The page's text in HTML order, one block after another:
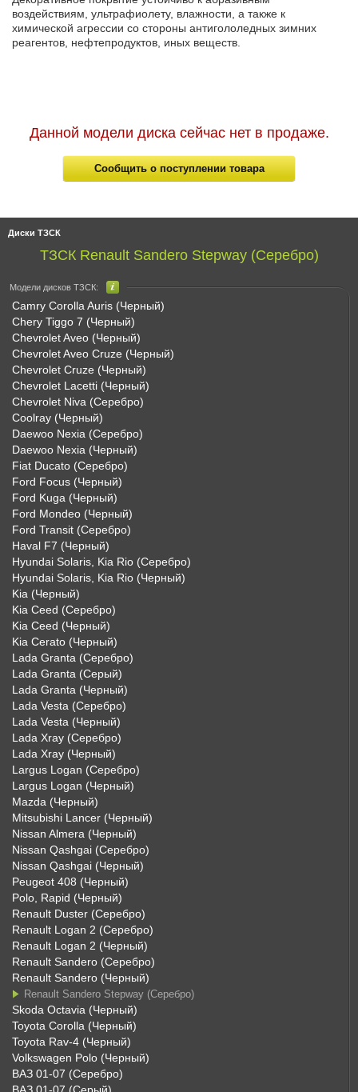
Диски ТЗСК
ТЗСК Renault Sandero Stepway (Серебро)
Модели дисков ТЗСК:
Camry Corolla Auris (Черный)
Chery Tiggo 7 (Черный)
Chevrolet Aveo (Черный)
Chevrolet Aveo Cruze (Черный)
Chevrolet Cruze (Черный)
Chevrolet Lacetti (Черный)
Chevrolet Niva (Серебро)
Coolray (Черный)
Daewoo Nexia (Серебро)
Daewoo Nexia (Черный)
Fiat Ducato (Серебро)
Ford Focus (Черный)
Ford Kuga (Черный)
Ford Mondeo (Черный)
Ford Transit (Серебро)
Haval F7 (Черный)
Hyundai Solaris, Kia Rio (Серебро)
Hyundai Solaris, Kia Rio (Черный)
Kia (Черный)
Kia Ceed (Серебро)
Kia Ceed (Черный)
Kia Cerato (Черный)
Lada Granta (Серебро)
Lada Granta (Серый)
Lada Granta (Черный)
Lada Vesta (Серебро)
Lada Vesta (Черный)
Lada Xray (Серебро)
Lada Xray (Черный)
Largus Logan (Серебро)
Largus Logan (Черный)
Mazda (Черный)
Mitsubishi Lancer (Черный)
Nissan Almera (Черный)
Nissan Qashgai (Серебро)
Nissan Qashgai (Черный)
Peugeot 408 (Черный)
Polo, Rapid (Черный)
Renault Duster (Серебро)
Renault Logan 2 (Серебро)
Renault Logan 2 (Черный)
Renault Sandero (Серебро)
Renault Sandero (Черный)
Renault Sandero Stepway (Серебро)
Skoda Octavia (Черный)
Toyota Corolla (Черный)
Toyota Rav-4 (Черный)
Volkswagen Polo (Черный)
ВАЗ 01-07 (Серебро)
воздействиям, ультрафиолету, влажности, а также к
химической агрессии со стороны антигололедных зимних
реагентов, нефтепродуктов, иных веществ.
Данной модели диска сейчас нет в продаже.
Сообщить о поступлении товара